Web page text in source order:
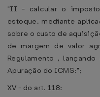
"II - calcular o
estoque. mediante
sobre o custo de
de margem de valor
Regulamento ,
Apuração do ICMS:";
XV - do art. 118: